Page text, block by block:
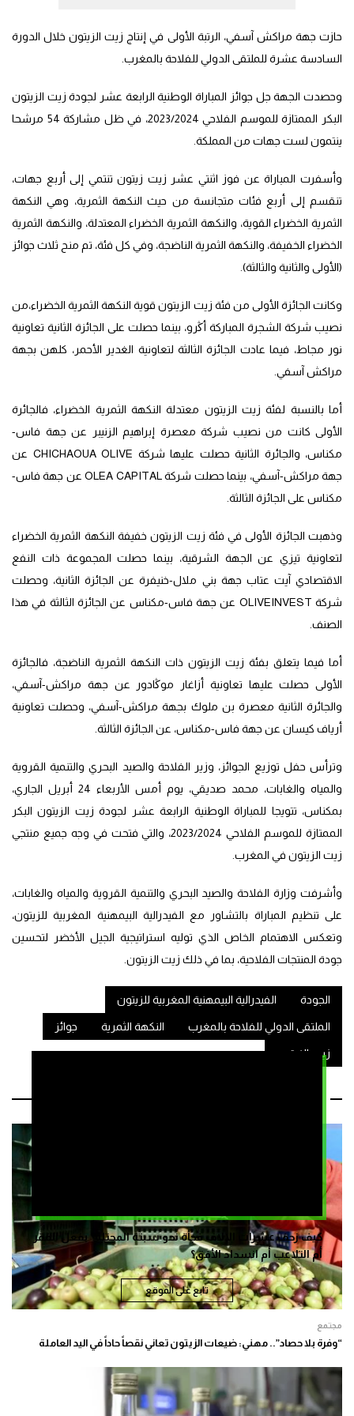
كيف زحف عشرات الالاف فجأة نحو سبتة المحتلة؟ بفعل الفقر
أم التلاعب أم انسداد الأفق؟
تابع على الموقع
حازت جهة مراكش آسفي، الرتبة الأولى في إنتاج زيت الزيتون خلال الدورة
السادسة عشرة للملتقى الدولي للفلاحة بالمغرب.
وحصدت الجهة جل جوائز المباراة الوطنية الرابعة عشر لجودة زيت الزيتون
البكر الممتازة للموسم الفلاحي 2023/2024، في ظل مشاركة 54 مرشحا
ينتمون لست جهات من المملكة.
وأسفرت المباراة عن فوز اثنتي عشر زيت زيتون تنتمي إلى أربع جهات،
تنقسم إلى أربع فئات متجانسة من حيث النكهة الثمرية، وهي النكهة
الثمرية الخضراء القوية، والنكهة الثمرية الخضراء المعتدلة، والنكهة الثمرية
الخضراء الخفيفة، والنكهة الثمرية الناضجة، وفي كل فئة، تم منح ثلاث جوائز
(الأولى والثانية والثالثة).
وكانت الجائزة الأولى من فئة زيت الزيتون قوية النكهة الثمرية الخضراء،من
نصيب شركة الشجرة المباركة أڭرو، بينما حصلت على الجائزة الثانية تعاونية
نور مجاط، فيما عادت الجائزة الثالثة لتعاونية الغدير الأحمر، كلهن بجهة
مراكش آسفي.
أما بالنسبة لفئة زيت الزيتون معتدلة النكهة الثمرية الخضراء، فالجائرة
الأولى كانت من نصيب شركة معصرة إبراهيم الزنيبر عن جهة فاس-
مكناس، والجائرة الثانية حصلت عليها شركة CHICHAOUA OLIVE عن
جهة مراكش-آسفي، بينما حصلت شركة OLEA CAPITAL عن جهة فاس-
مكناس على الجائزة الثالثة.
وذهبت الجائزة الأولى في فئة زيت الزيتون خفيفة النكهة الثمرية الخضراء
لتعاونية تيزي عن الجهة الشرقية، بينما حصلت المجموعة ذات النفع
الاقتصادي آيت عتاب جهة بني ملال-خنيفرة عن الجائزة الثانية، وحصلت
شركة OLIVEINVEST عن جهة فاس-مكناس عن الجائزة الثالثة في هذا
الصنف.
أما فيما يتعلق بفئة زيت الزيتون ذات النكهة الثمرية الناضجة، فالجائزة
الأولى حصلت عليها تعاونية أزاغار موڭادور عن جهة مراكش-آسفي،
والجائرة الثانية معصرة بن ملوك بجهة مراكش-آسفي، وحصلت تعاونية
أرياف كيسان عن جهة فاس-مكناس، عن الجائزة الثالثة.
وترأس حفل توزيع الجوائز، وزير الفلاحة والصيد البحري والتنمية القروية
والمياه والغابات، محمد صديقي، يوم أمس الأربعاء 24 أبريل الجاري،
بمكناس، تتويجا للمباراة الوطنية الرابعة عشر لجودة زيت الزيتون البكر
الممتازة للموسم الفلاحي 2023/2024، والتي فتحت في وجه جميع منتجي
زيت الزيتون في المغرب.
وأشرفت وزارة الفلاحة والصيد البحري والتنمية القروية والمياه والغابات،
على تنظيم المباراة بالتشاور مع الفيدرالية البيمهنية المغربية للزيتون،
وتعكس الاهتمام الخاص الذي توليه استراتيجية الجيل الأخضر لتحسين
جودة المنتجات الفلاحية، بما في ذلك زيت الزيتون.
الجودة الفيدرالية البيمهنية المغربية للزيتون
الملتقى الدولي للفلاحة بالمغرب النكهة الثمرية جوائز
زيت الزيتون
مجتمع
“وفرة بلا حصاد”.. مهني: ضيعات الزيتون تعاني نقصاً حاداً في اليد العاملة